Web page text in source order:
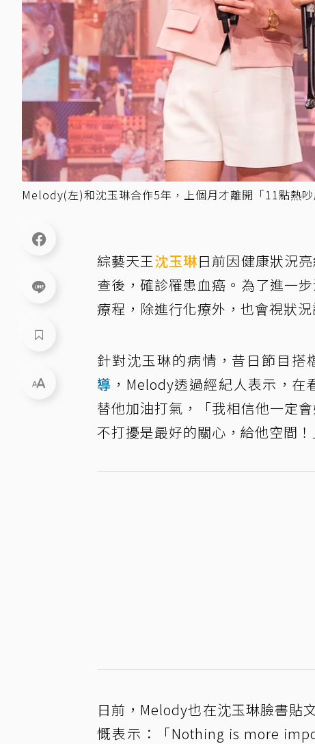
Melody(左)和沈玉琳合作5年，上個月才離開「11點熱
綜藝天王沈玉琳日前因健康狀況
查後，確診罹患血癌。為了進一
療程，除進行化療外，也會視狀
針對沈玉琳的病情，昔日節目搭
導 ，Melody透過經紀人表示，
替他加油打氣，「我相信他一定
不打擾是最好的關心，給他空間！
日前，Melody也在沈玉琳臉書貼
慨表示：「Nothing is more